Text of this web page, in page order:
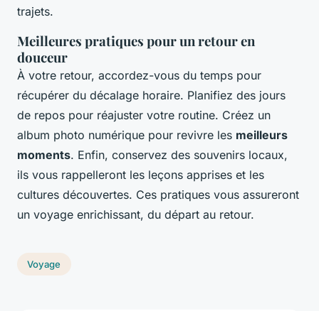
trajets.
Meilleures pratiques pour un retour en
douceur
À votre retour, accordez-vous du temps pour
récupérer du décalage horaire. Planifiez des jours
de repos pour réajuster votre routine. Créez un
album photo numérique pour revivre les meilleurs
moments. Enfin, conservez des souvenirs locaux,
ils vous rappelleront les leçons apprises et les
cultures découvertes. Ces pratiques vous assureront
un voyage enrichissant, du départ au retour.
Voyage